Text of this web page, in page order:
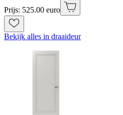
Prijs: 525.00 euro
Bekijk alles in draaideur